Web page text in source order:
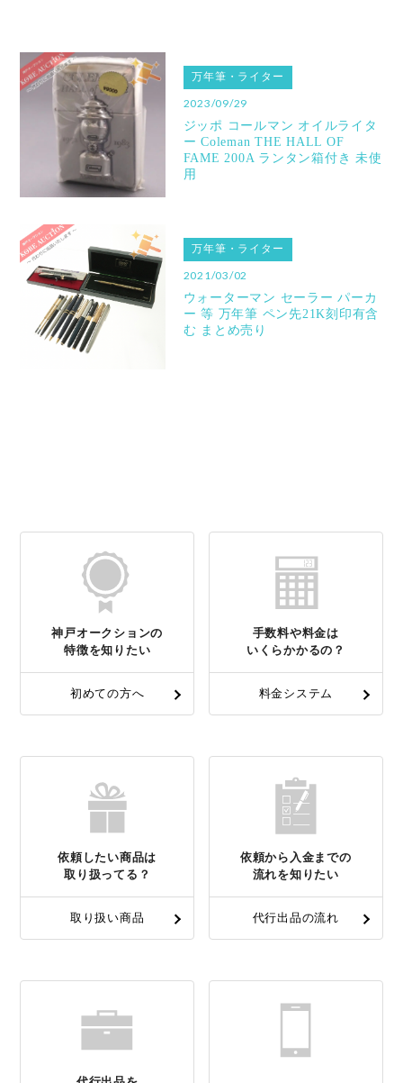
万年筆・ライター
2023/09/29
ジッポ コールマン オイルライタ
ー Coleman THE HALL OF
FAME 200A ランタン箱付き 未使
用
万年筆・ライター
2021/03/02
ウォーターマン セーラー パーカ
ー 等 万年筆 ペン先21K刻印有含
む まとめ売り
神戸オークションの
特徴を知りたい
初めての方へ
手数料や料金は
いくらかかるの？
料金システム
依頼したい商品は
取り扱ってる？
取り扱い商品
依頼から入金までの
流れを知りたい
代行出品の流れ